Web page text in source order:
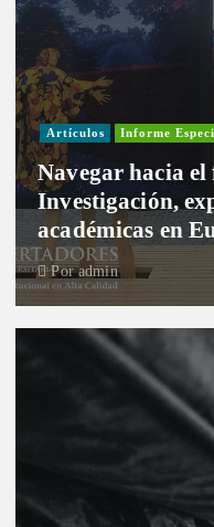
Artículos Informe
Navegar hacia
Investigación,
académicas en
Poradmin